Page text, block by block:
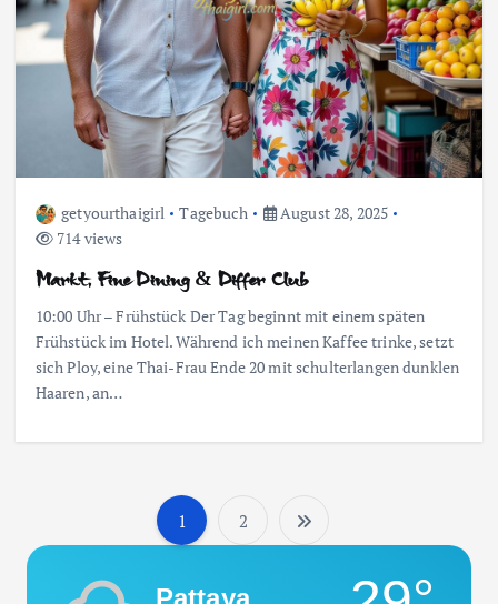
getyourthaigirl Tagebuch
August 28, 2025
714 views
Markt, Fine Dining & Differ Club
10:00 Uhr – Frühstück Der Tag beginnt mit einem späten
Frühstück im Hotel. Während ich meinen Kaffee trinke, setzt
sich Ploy, eine Thai-Frau Ende 20 mit schulterlangen dunklen
Haaren, an…
S
1 2
Pattaya